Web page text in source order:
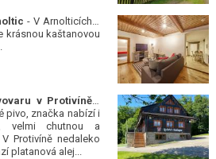
- V Arnolticích v
krásnou kaštanovou
Platanová alej u pivovaru v Protivíně
-
pivo, značka nabízí i
velmi chutnou a
Protivíně nedaleko
platanová alej...